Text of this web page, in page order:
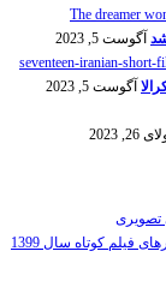
آگوست 5, 2023
آگوست 5, 2023
26, 2023
تصویری
فیلم کوتاه سال 1399